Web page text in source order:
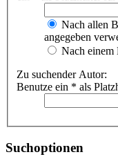
Nach allen
angegeben
Nach einem
Zu suchender Autor:
Benutze ein * als
Suchoptionen